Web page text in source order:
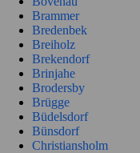
Brammer
Bredenbek
Breiholz
Brekendorf
Brinjahe
Brodersby
Brügge
Büdelsdorf
Bünsdorf
Christiansholm